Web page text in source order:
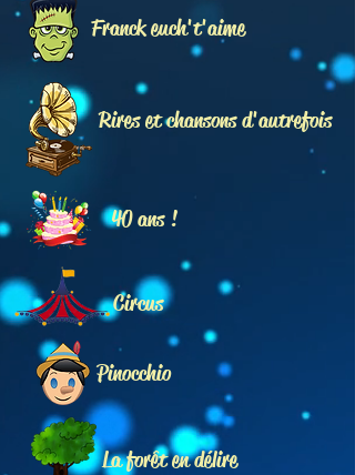
Franck euch't'aime
Rires et chansons d'autrefois
40 ans !
Circus
Pinocchio
La forêten délire